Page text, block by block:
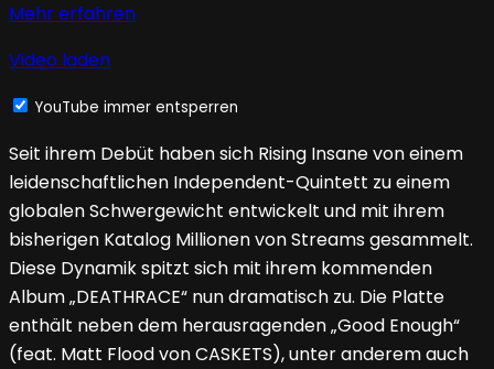
Mehr erfahren
Video laden
YouTube immer entsperren
Seit ihrem Debüt haben sich Rising Insane von einem
leidenschaftlichen Independent-Quintett zu einem
globalen Schwergewicht entwickelt und mit ihrem
bisherigen Katalog Millionen von Streams gesammelt.
Diese Dynamik spitzt sich mit ihrem kommenden
Album „DEATHRACE“ nun dramatisch zu. Die Platte
enthält neben dem herausragenden „Good Enough“
(feat. Matt Flood von CASKETS), unter anderem auch